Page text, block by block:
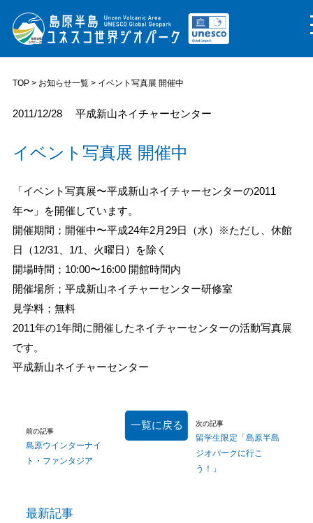
TOP> お知らせ一覧> イベント写真展 開催中
2011/12/28 平成新山ネイチャーセンター
イベント写真展 開催中
「イベント写真展〜平成新山ネイチャーセンターの2011
年〜」を開催しています。
開催期間；開催中〜平成24年2月29日（水）※ただし、休館
日（12/31、1/1、火曜日）を除く
開場時間；10:00〜16:00 開館時間内
開催場所；平成新山ネイチャーセンター研修室
見学料；無料
2011年の1年間に開催したネイチャーセンターの活動写真展
です。
平成新山ネイチャーセンター
前の記事
島原ウインターナイ
ト・ファンタジア
次の記事
留学生限定「島原半島
ジオパークに行こ
う！」
一覧に戻る
最新記事